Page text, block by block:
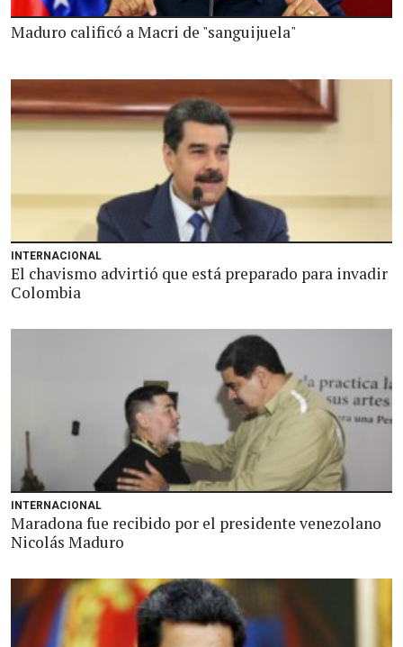
Maduro calificó a Macri de "sanguijuela"
INTERNACIONAL
El chavismo advirtió que está preparado para invadir
Colombia
INTERNACIONAL
Maradona fue recibido por el presidente venezolano
Nicolás Maduro